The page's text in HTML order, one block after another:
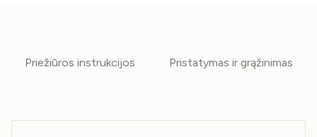
Priežiūros instrukcijos Pristatymas ir grąžinimas